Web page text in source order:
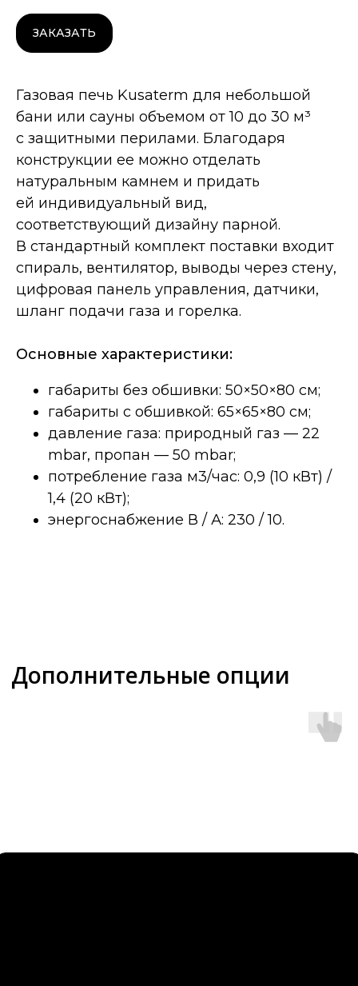
ЗАКАЗАТЬ
Газовая печь Kusaterm для небольшой
бани или сауны объемом от 10 до 30 м³
с защитными перилами. Благодаря
конструкции ее можно отделать
натуральным камнем и придать
ей индивидуальный вид,
соответствующий дизайну парной.
В стандартный комплект поставки входит
спираль, вентилятор, выводы через стену,
цифровая панель управления, датчики,
шланг подачи газа и горелка.
Основные характеристики:
габариты без обшивки: 50×50×80 см;
габариты с обшивкой: 65×65×80 см;
давление газа: природный газ — 22
mbar, пропан — 50 mbar;
потребление газа м3/час: 0,9 (10 кВт) /
1,4 (20 кВт);
энергоснабжение В / А: 230 / 10.
Дополнительные опции